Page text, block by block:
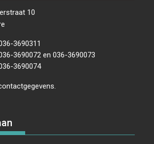
10
3690311
3690072 en 036-3690073
3690074
.